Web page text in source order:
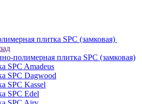
плитка SPC (замковая)
полимерная плитка SPC (замковая)
SPC Amadeus
SPC Dagwood
SPC Kassel
SPC Edel